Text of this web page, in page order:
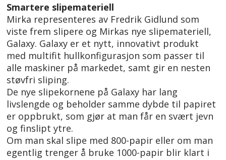
Smartere slipemateriell
Mirka representeres av Fredrik Gidlund som
viste frem slipere og Mirkas nye slipemateriell,
Galaxy. Galaxy er et nytt, innovativt produkt
med multifit hullkonfigurasjon som passer til
alle maskiner på markedet, samt gir en nesten
støvfri sliping.
De nye slipekornene på Galaxy har lang
livslengde og beholder samme dybde til papiret
er oppbrukt, som gjør at man får en svært jevn
og finslipt ytre.
Om man skal slipe med 800-papir eller om man
egentlig trenger å bruke 1000-papir blir klart i